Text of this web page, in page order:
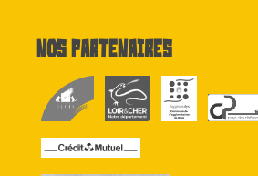
Nos partenaires